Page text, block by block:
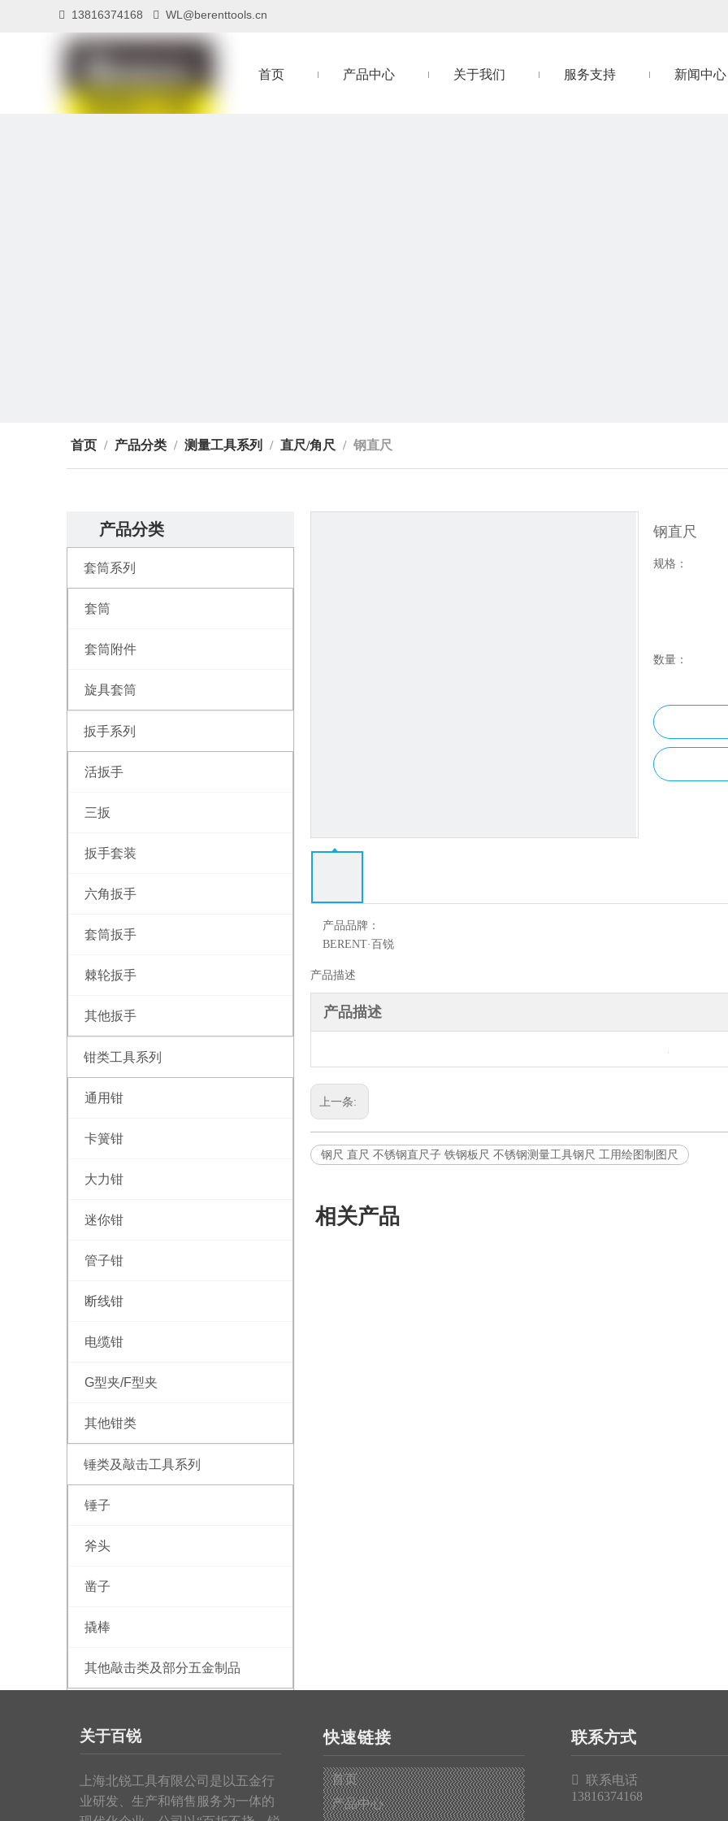
 13816374168  WL@berenttools.cn
首页 产品中心 关于我们 服务支持 新闻中心
首页 / 产品分类 / 测量工具系列 / 直尺/角尺 / 钢直尺
产品分类
套筒系列
套筒
套筒附件
旋具套筒
扳手系列
活扳手
三扳
扳手套装
六角扳手
套筒扳手
棘轮扳手
其他扳手
钳类工具系列
通用钳
卡簧钳
大力钳
迷你钳
管子钳
断线钳
电缆钳
G型夹/F型夹
其他钳类
锤类及敲击工具系列
锤子
斧头
凿子
撬棒
其他敲击类及部分五金制品
皮卷尺
钢直尺
规格：
数量：
产品品牌：
BERENT·百锐
产品描述
产品描述
上一条:
钢尺 直尺 不锈钢直尺子 铁钢板尺 不锈钢测量工具钢尺 工用绘图制图尺
相关产品
关于百锐
上海北锐工具有限公司是以五金行
业研发、生产和销售服务为一体的
快速链接
首页
产品中心
联系方式

联系电话
13816374168